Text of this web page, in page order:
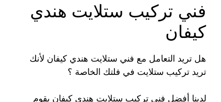
فني تركيب ستلايت هندي
كيفان
هل تريد التعامل مع فني ستلايت هندي كيفان لأنك
تريد تركيب ستلايت في فلتك الخاصة ؟
لدينا أفضل فني تركيب ستلايت هندي كيفان يقوم